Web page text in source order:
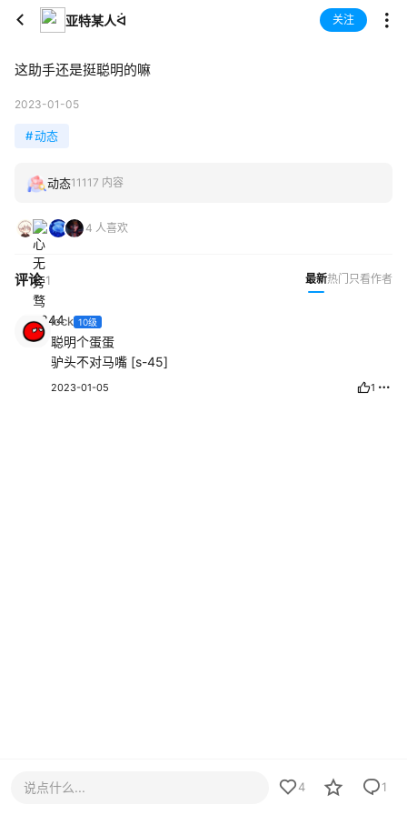
亚特某人ᐛ 关注
这助手还是挺聪明的嘛
2023-01-05
#动态
动态11117 内容
4 人喜欢
评论1 最新热门 只看作者
lock 10级
聪明个蛋蛋
驴头不对马嘴 [s-45]
2023-01-05 1
说点什么... 4 1